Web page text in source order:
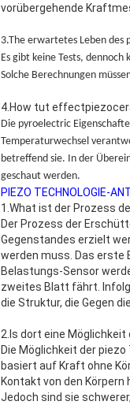
vorübergehende
3.The erwartetes Leben des
Es gibt keine Tests,
Solche Berechnungen
4.How tut
Die pyroelectric
Temperaturwechsel
betreffend sie. In der
geschaut werden.
PIEZO TECHNOLOGIE-
1.What ist der Prozess
Der Prozess der
Gegenstandes erzielt
werden muss. Das erste
Belastungs-Sensor
zweites Blatt fährt.
die Struktur, die Gegen
2.Is dort eine
Die Möglichkeit der
basiert auf Kraft ohne
Kontakt von den Körpern
Jedoch sind sie